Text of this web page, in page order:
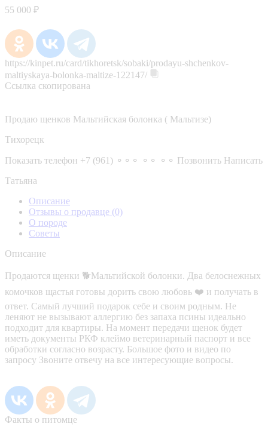
55 000 ₽
https://kinpet.ru/card/tikhoretsk/sobaki/prodayu-shchenkov-
maltiyskaya-bolonka-maltize-122147/
Ссылка скопирована
Продаю щенков Мальтийская болонка ( Мальтизе)
Тихорецк
Показать телефон +7 (961) ⚬⚬⚬ ⚬⚬ ⚬⚬ Позвонить Написать
Татьяна
Описание
Отзывы о продавце (0)
О породе
Советы
Описание
Продаются щенки 🐕Мальтийской болонки. Два белоснежных
комочков щастья готовы дорить свою любовь ❤️ и получать в
ответ. Самый лучший подарок себе и своим родным. Не
леняют не вызывают аллергию без запаха псины идеально
подходит для квартиры. На момент передачи щенок будет
иметь документы РКФ клеймо ветеринарный паспорт и все
обработки согласно возрасту. Большое фото и видео по
запросу Звоните отвечу на все интересующие вопросы.
Факты о питомце